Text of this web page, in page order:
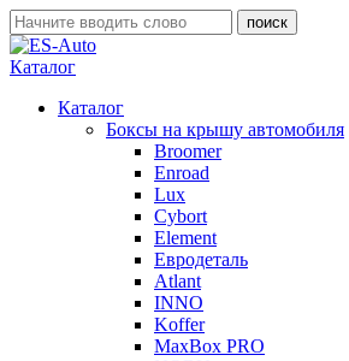
Каталог
Каталог
Боксы на крышу автомобиля
Broomer
Enroad
Lux
Cybort
Element
Евродеталь
Atlant
INNO
Koffer
MaxBox PRO